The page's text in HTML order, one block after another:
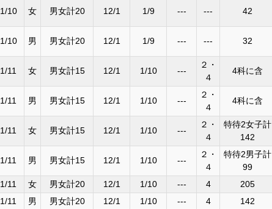
1/10 女 男女計20 12/1 1/9 --- --- 42
1/10 男 男女計20 12/1 1/9 --- --- 32
1/11 女 男女計15 12/1 1/10 ---
２・
４
4科に含
1/11 男 男女計15 12/1 1/10 ---
２・
４
4科に含
1/11 女 男女計15 12/1 1/10 ---
２・
４
特待2女子計
142
1/11 男 男女計15 12/1 1/10 ---
２・
４
特待2男子計
99
1/11 女 男女計20 12/1 1/10 --- 4 205
1/11 男 男女計20 12/1 1/10 --- 4 142